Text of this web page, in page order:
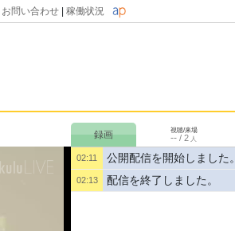
お問い合わせ 稼働状況
視聴/来場
-- / 2 人
02:11 公開配信を開始しました。
02:13 配信を終了しました。